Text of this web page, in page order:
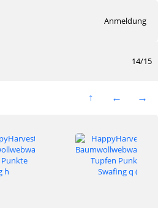
Anmeldung
14/15